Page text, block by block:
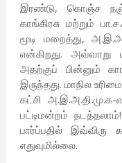
இரண்டு, கொஞ்ச
காங்கிரசு மற்றும்
மூடி மறைத்து,
என்கிறது. அவ்வாறு
அதற்குப் பின்னும்
இருந்தது. மாநில
கட்சி
பட்டிமன்றம்
பார்ப்பதில் இவ்விரு
எதுவுமில்லை.